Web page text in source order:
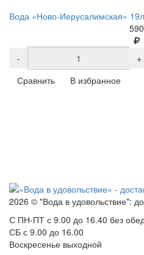
Вода «Ново-Иерусалимская»
590
- +
Сравнить
В избранное
2026 © "Вода в удовольствие":
С ПН-ПТ с 9.00 до 16.40 без
СБ с 9.00 до 16.00
Воскресенье выходной